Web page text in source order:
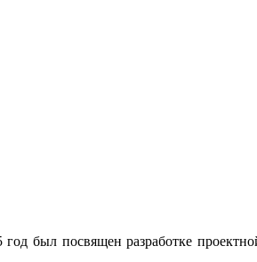
был посвящен разработке